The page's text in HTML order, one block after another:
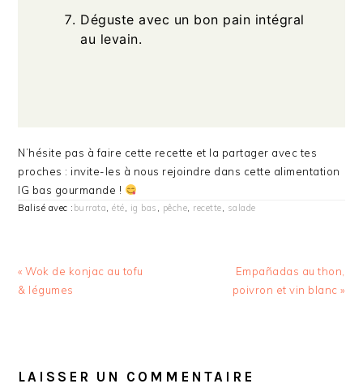
Déguste avec un bon pain intégral
au levain.
N’hésite pas à faire cette recette et la partager avec tes
proches : invite-les à nous rejoindre dans cette alimentation
IG bas gourmande !
Balisé avec : burrata,été, ig bas , pêche, recette, salade
Article
précédent
« Wok de konjac au tofu
& légumes
Article
suivant
Empañadas au thon,
poivron et vin blanc »
DU
LAISSER UN COMMENTAIRE